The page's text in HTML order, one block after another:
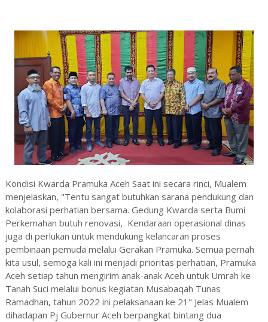
Kondisi Kwarda Pramuka Aceh Saat ini secara rinci, Mualem
menjelaskan, "Tentu sangat butuhkan sarana pendukung dan
kolaborasi perhatian bersama. Gedung Kwarda serta Bumi
Perkemahan butuh renovasi, Kendaraan operasional dinas
juga di perlukan untuk mendukung kelancaran proses
pembinaan pemuda melalui Gerakan Pramuka. Semua pernah
kita usul, semoga kali ini menjadi prioritas perhatian, Pramuka
Aceh setiap tahun mengirim anak-anak Aceh untuk Umrah ke
Tanah Suci melalui bonus kegiatan Musabaqah Tunas
Ramadhan, tahun 2022 ini pelaksanaan ke 21" Jelas Mualem
dihadapan Pj Gubernur Aceh berpangkat bintang dua